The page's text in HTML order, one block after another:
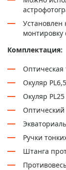
Установлен
Комплектация:
Оптическая
Окуляр
Окуляр
Оптический
Ручки
Штанга